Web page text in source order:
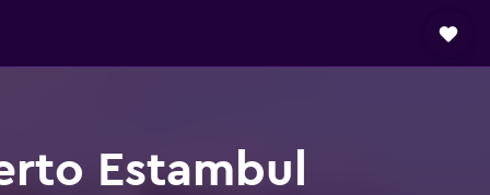
Estambul